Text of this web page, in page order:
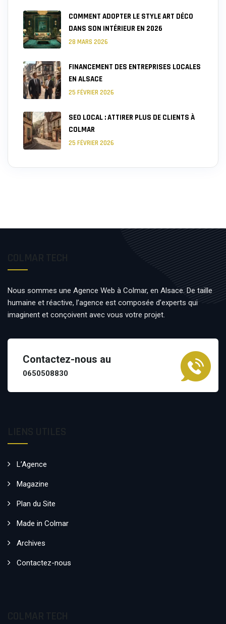
COMMENT ADOPTER LE STYLE ART DÉCO
DANS SON INTÉRIEUR EN 2026
28 MARS 2026
FINANCEMENT DES ENTREPRISES LOCALES
EN ALSACE
25 FÉVRIER 2026
SEO LOCAL : ATTIRER PLUS DE CLIENTS À
COLMAR
25 FÉVRIER 2026
Nous sommes une Agence Web à Colmar, en Alsace. De taille
humaine et réactive, l’agence est composée d’experts qui
imaginent et conçoivent avec vous votre projet.
Contactez-nous au
0650508830
L’Agence
Magazine
Plan du Site
Made in Colmar
Archives
Contactez-nous